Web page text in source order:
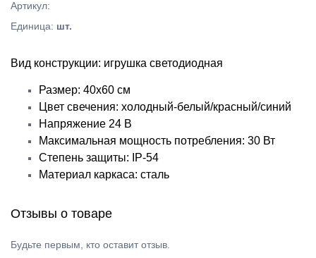
Артикул:
Единица: шт.
Вид конструкции: игрушка светодиодная
Размер: 40х60 см
Цвет свечения: холодный-белый/красный/синий
Напряжение 24 В
Максимальная мощность потребления: 30 Вт
Степень защиты: IP-54
Материал каркаса: сталь
Отзывы о товаре
Будьте первым, кто оставит отзыв.